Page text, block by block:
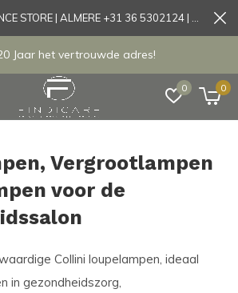
0 0
store Almere / Tönisvorst / Mortsel
Vergrootlampen
voor de
Collini loupelampen, ideaal
in gezondheidszorg,